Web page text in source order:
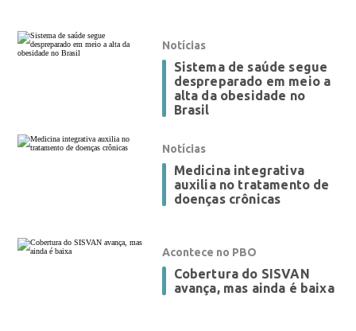
Notícias
Sistema de saúde segue
despreparado em meio a
alta da obesidade no
Brasil
Notícias
Medicina integrativa
auxilia no tratamento de
doenças crônicas
Acontece no PBO
Cobertura do SISVAN
avança, mas ainda é baixa